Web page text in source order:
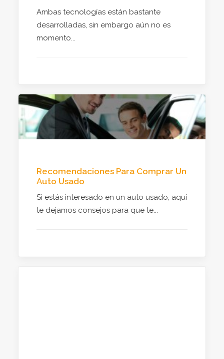
Ambas tecnologías están bastante
desarrolladas, sin embargo aún no es
momento...
Recomendaciones Para Comprar Un
Auto Usado
Si estás interesado en un auto usado, aquí
te dejamos consejos para que te...